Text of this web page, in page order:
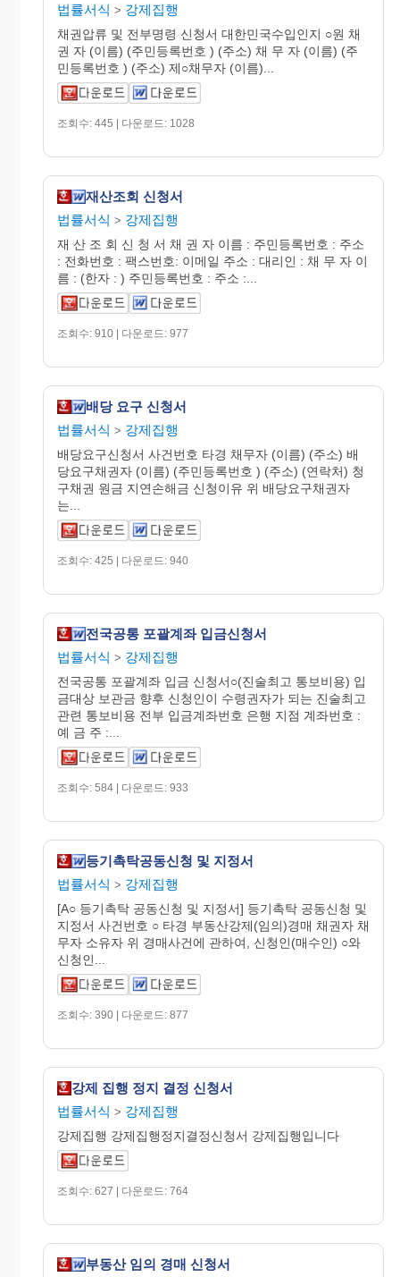
법률서식 > 강제집행
채권압류 및 전부명령 신청서 대한민국수입인지 ○원 채
권 자 (이름) (주민등록번호 ) (주소) 채 무 자 (이름) (주
민등록번호 ) (주소) 제○채무자 (이름)...
조회수: 445 | 다운로드: 1028
재산조회 신청서
법률서식 > 강제집행
재 산 조 회 신 청 서 채 권 자 이름 : 주민등록번호 : 주소
: 전화번호 : 팩스번호: 이메일 주소 : 대리인 : 채 무 자 이
름 : (한자 : ) 주민등록번호 : 주소 :...
조회수: 910 | 다운로드: 977
배당 요구 신청서
법률서식 > 강제집행
배당요구신청서 사건번호 타경 채무자 (이름) (주소) 배
당요구채권자 (이름) (주민등록번호 ) (주소) (연락처) 청
구채권 원금 지연손해금 신청이유 위 배당요구채권자
는...
조회수: 425 | 다운로드: 940
전국공통 포괄계좌 입금신청서
법률서식 > 강제집행
전국공통 포괄계좌 입금 신청서○(진술최고 통보비용) 입
금대상 보관금 향후 신청인이 수령권자가 되는 진술최고
관련 통보비용 전부 입금계좌번호 은행 지점 계좌번호 :
예 금 주 :...
조회수: 584 | 다운로드: 933
등기촉탁공동신청 및 지정서
법률서식 > 강제집행
[A○ 등기촉탁 공동신청 및 지정서] 등기촉탁 공동신청 및
지정서 사건번호 ○ 타경 부동산강제(임의)경매 채권자 채
무자 소유자 위 경매사건에 관하여, 신청인(매수인) ○와
신청인...
조회수: 390 | 다운로드: 877
강제 집행 정지 결정 신청서
법률서식 > 강제집행
강제집행 강제집행정지결정신청서 강제집행입니다
조회수: 627 | 다운로드: 764
부동산 임의 경매 신청서